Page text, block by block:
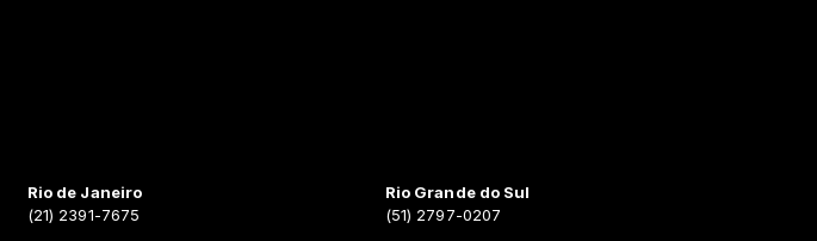
Rio de Janeiro
(21) 2391-7675
Rio Grande do Sul
(51) 2797-0207